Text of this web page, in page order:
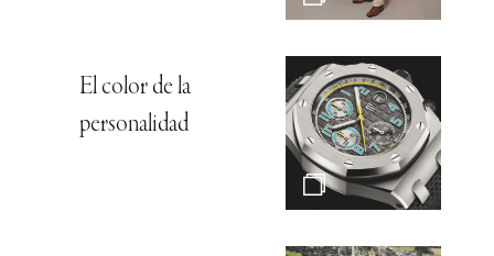
El color de la
personalidad